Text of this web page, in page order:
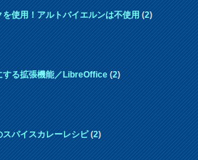
使用！アルトバイエルンは不使用(2)
する拡張機能／LibreOffice(2)
パイスカレーレシピ(2)